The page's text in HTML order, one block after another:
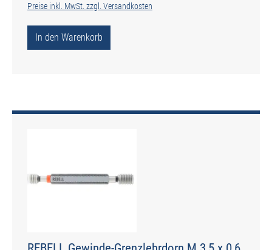
Preise inkl. MwSt. zzgl. Versandkosten
In den Warenkorb